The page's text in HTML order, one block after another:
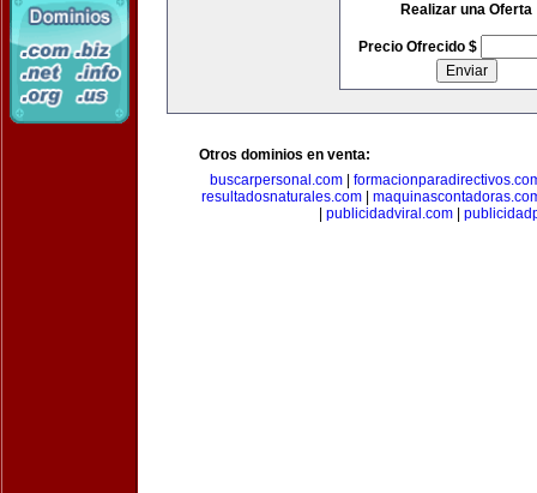
Realizar una Oferta
Precio Ofrecido $
Otros dominios en venta:
buscarpersonal.com|
resultadosnaturales.com|
publicidadviral.com